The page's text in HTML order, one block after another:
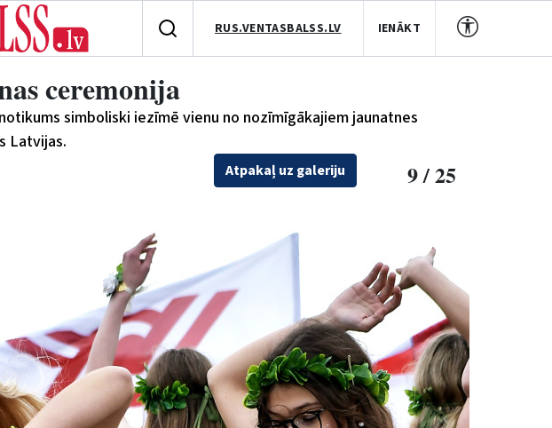
RUS.VENTASBALSS.LV IENĀKT
ceremonija
simboliski iezīmē vienu no nozīmīgākajiem jaunatnes
Latvijas.
Atpakaļ uz galeriju 9 / 25